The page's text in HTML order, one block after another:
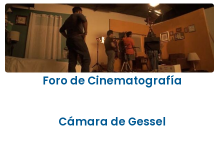
Foro de Cinematografía
Cámara de Gessel